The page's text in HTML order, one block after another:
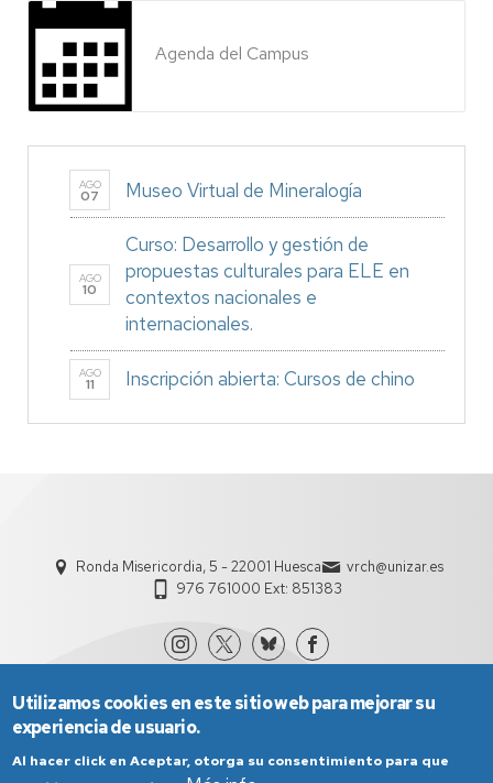
Agenda del Campus
AGO
07 Museo Virtual de Mineralogía
AGO
10
Curso: Desarrollo y gestión de
propuestas culturales para ELE en
contextos nacionales e
internacionales.
AGO
11 Inscripción abierta: Cursos de chino
Ronda Misericordia, 5 - 22001 Huesca
vrch@unizar.es
976 761000 Ext: 851383
Utilizamos cookies en este sitio web para mejorar su
experiencia de usuario.
Al hacer click en Aceptar, otorga su consentimiento para que